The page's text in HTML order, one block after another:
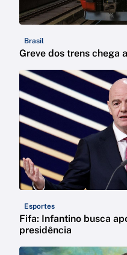
Brasil
Greve dos trens chega
Esportes
Fifa: Infantino busca
presidência